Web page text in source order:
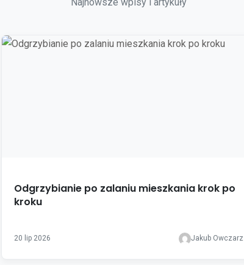
Najnowsze wpisy i artykuły
Odgrzybianie po zalaniu mieszkania krok po
kroku
20 lip 2026 Jakub Owczarz